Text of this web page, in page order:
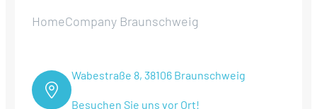
HomeCompany Braunschweig
Wabestraße 8, 38106 Braunschweig
Besuchen Sie uns vor Ort!